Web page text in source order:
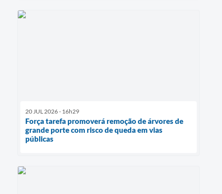
20 JUL 2026 - 16h29
Força tarefa promoverá remoção de árvores de
grande porte com risco de queda em vias
públicas